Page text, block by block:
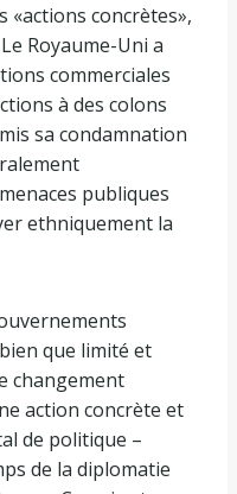
«actions concrètes»,
Royaume-Uni a
commerciales
à des colons
sa condamnation
publiques
ethniquement la
que limité et
changement
action concrète et
de politique –
de la diplomatie